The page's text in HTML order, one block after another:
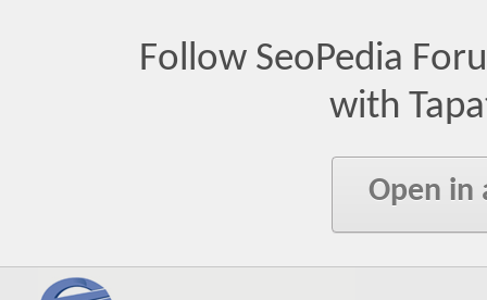
Follow SeoPedia
with
Open in